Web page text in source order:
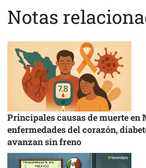
Notas
Principales causas de muerte en
enfermedades del corazón,
avanzan sin freno